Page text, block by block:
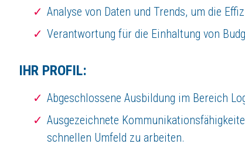
Studierende ,
Schüler/innen
Hier finden Sie alle Informationen rund um KLEUSBERG als
Alle derzeitigen Jobangebote
Jetzt bewerben
Analyse von Daten und Trends, um die
Verantwortung für die Einhaltung von
IHR PROFIL:
Abgeschlossene Ausbildung im Bereich
Ausgezeichnete
schnellen Umfeld zu arbeiten.